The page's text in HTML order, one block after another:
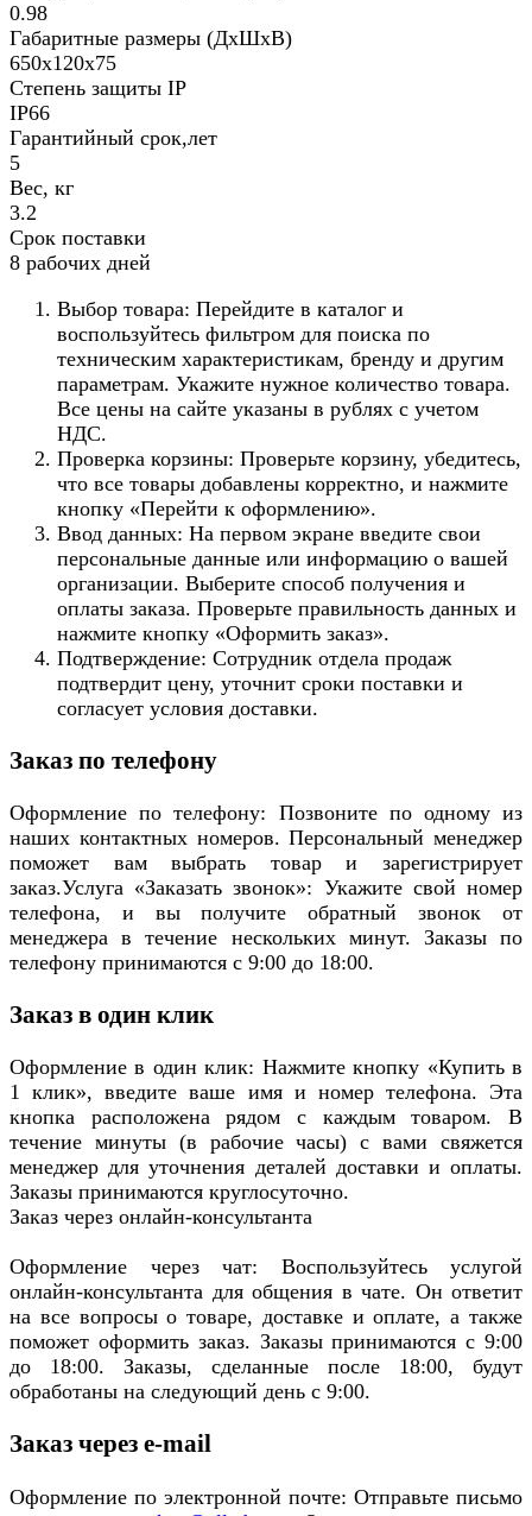
0.98
Габаритные размеры (ДхШхВ)
650х120х75
Степень защиты IP
IP66
Гарантийный срок,лет
5
Вес, кг
3.2
Срок поставки
8 рабочих дней
Выбор товара: Перейдите в каталог и
воспользуйтесь фильтром для поиска по
техническим характеристикам, бренду и другим
параметрам. Укажите нужное количество товара.
Все цены на сайте указаны в рублях с учетом
НДС.
Проверка корзины: Проверьте корзину, убедитесь,
что все товары добавлены корректно, и нажмите
кнопку «Перейти к оформлению».
Ввод данных: На первом экране введите свои
персональные данные или информацию о вашей
организации. Выберите способ получения и
оплаты заказа. Проверьте правильность данных и
нажмите кнопку «Оформить заказ».
Подтверждение: Сотрудник отдела продаж
подтвердит цену, уточнит сроки поставки и
согласует условия доставки.
Заказ по телефону
Оформление по телефону: Позвоните по одному из
наших контактных номеров. Персональный менеджер
поможет вам выбрать товар и зарегистрирует
заказ.Услуга «Заказать звонок»: Укажите свой номер
телефона, и вы получите обратный звонок от
менеджера в течение нескольких минут. Заказы по
телефону принимаются с 9:00 до 18:00.
Заказ в один клик
Оформление в один клик: Нажмите кнопку «Купить в
1 клик», введите ваше имя и номер телефона. Эта
кнопка расположена рядом с каждым товаром. В
течение минуты (в рабочие часы) с вами свяжется
менеджер для уточнения деталей доставки и оплаты.
Заказы принимаются круглосуточно.
Заказ через онлайн-консультанта
Оформление через чат: Воспользуйтесь услугой
онлайн-консультанта для общения в чате. Он ответит
на все вопросы о товаре, доставке и оплате, а также
поможет оформить заказ. Заказы принимаются с 9:00
до 18:00. Заказы, сделанные после 18:00, будут
обработаны на следующий день с 9:00.
Заказ через e-mail
Оформление по электронной почте: Отправьте письмо